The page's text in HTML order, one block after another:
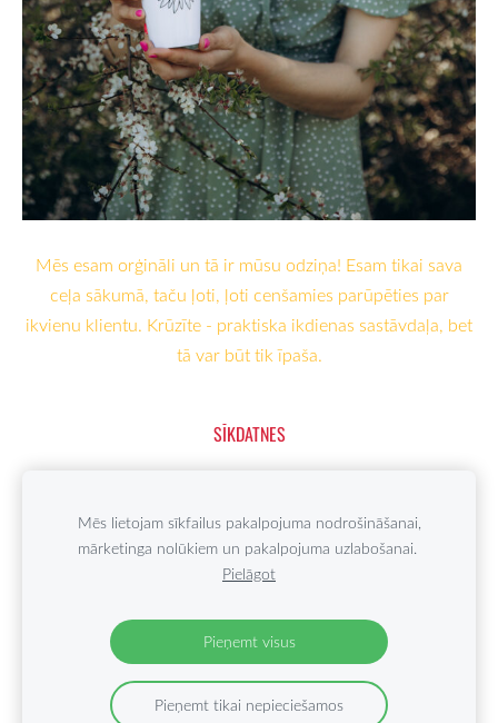
Mēs esam orģināli un tā ir mūsu odziņa! Esam tikai sava
ceļa sākumā, taču ļoti, ļoti cenšamies parūpēties par
ikvienu klientu. Krūzīte - praktiska ikdienas sastāvdaļa, bet
tā var būt tik īpaša.
SĪKDATNES
Mēs esam par mīļām un sirsnīgām, humoristiskām
krūzītēm - Tādēļ ikvienu dizainu cenšamies veidot unikālu
un ar savu odziņu.
Mēs lietojam sīkfailus pakalpojuma nodrošināšanai,
mārketinga nolūkiem un pakalpojuma uzlabošanai.
Pielāgot
Pieņemt visus
Pieņemt tikai nepieciešamos